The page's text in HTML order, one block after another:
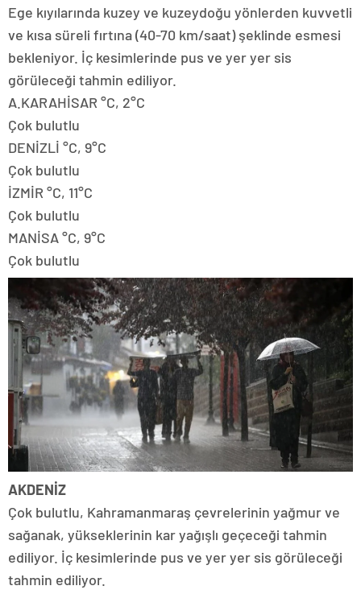
Ege kıyılarında kuzey ve kuzeydoğu yönlerden kuvvetli
ve kısa süreli fırtına (40-70 km/saat) şeklinde esmesi
bekleniyor. İç kesimlerinde pus ve yer yer sis
görüleceği tahmin ediliyor.
A.KARAHİSAR °C, 2°C
Çok bulutlu
DENİZLİ °C, 9°C
Çok bulutlu
İZMİR °C, 11°C
Çok bulutlu
MANİSA °C, 9°C
Çok bulutlu
AKDENİZ
Çok bulutlu, Kahramanmaraş çevrelerinin yağmur ve
sağanak, yükseklerinin kar yağışlı geçeceği tahmin
ediliyor. İç kesimlerinde pus ve yer yer sis görüleceği
tahmin ediliyor.